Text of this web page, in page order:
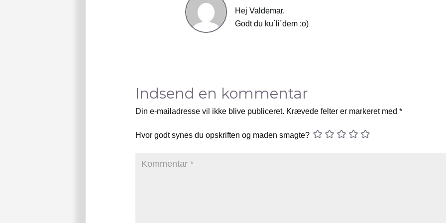
Hej Valdemar.
Godt du ku´li´dem :o)
Indsend en kommentar
Din e-mailadresse vil ikke blive publiceret. Krævede felter er markeret med *
Hvor godt synes du opskriften og maden smagte?